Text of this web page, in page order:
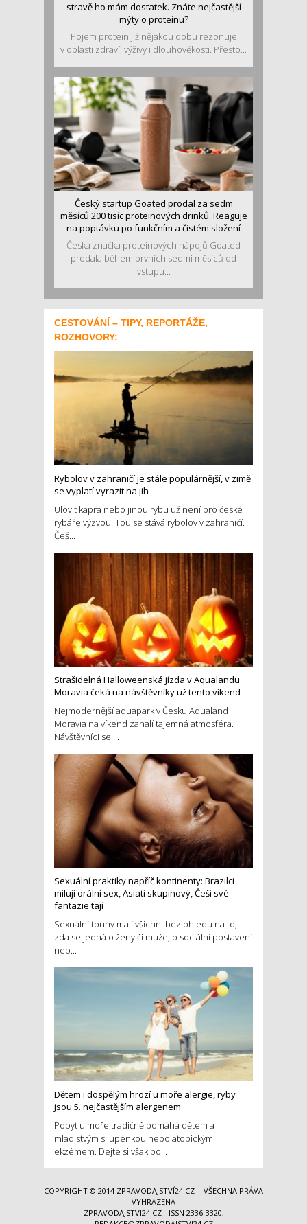
stravě ho mám dostatek. Znáte nejčastější
mýty o proteinu?
Pojem protein již nějakou dobu rezonuje
v oblasti zdraví, výživy i dlouhověkosti. Přesto...
Český startup Goated prodal za sedm
měsíců 200 tisíc proteinových drinků. Reaguje
na poptávku po funkčním a čistém složení
Česká značka proteinových nápojů Goated
prodala během prvních sedmi měsíců od
vstupu...
CESTOVÁNÍ – TIPY, REPORTÁŽE,
ROZHOVORY:
Rybolov v zahraničí je stále populárnější, v zimě
se vyplatí vyrazit na jih
Ulovit kapra nebo jinou rybu už není pro české
rybáře výzvou. Tou se stává rybolov v zahraničí.
Češ...
Strašidelná Halloweenská jízda v Aqualandu
Moravia čeká na návštěvníky už tento víkend
Nejmodernější aquapark v Česku Aqualand
Moravia na víkend zahalí tajemná atmosféra.
Návštěvníci se ...
Sexuální praktiky napříč kontinenty: Brazilci
milují orální sex, Asiati skupinový, Češi své
fantazie tají
Sexuální touhy mají všichni bez ohledu na to,
zda se jedná o ženy či muže, o sociální postavení
neb...
Dětem i dospělým hrozí u moře alergie, ryby
jsou 5. nejčastějším alergenem
Pobyt u moře tradičně pomáhá dětem a
mladistvým s lupénkou nebo atopickým
ekzémem. Dejte si však po...
COPYRIGHT © 2014 ZPRAVODAJSTVÍ24.CZ | VŠECHNA PRÁVA
VYHRAZENA
ZPRAVODAJSTVI24.CZ - ISSN 2336-3320,